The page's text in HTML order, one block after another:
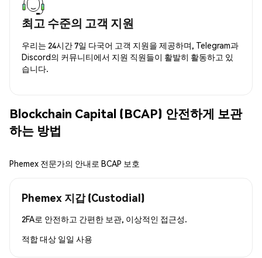
최고 수준의 고객 지원
우리는 24시간 7일 다국어 고객 지원을 제공하며, Telegram과
Discord의 커뮤니티에서 지원 직원들이 활발히 활동하고 있
습니다.
Blockchain Capital (BCAP) 안전하게 보관
하는 방법
Phemex 전문가의 안내로 BCAP 보호
Phemex 지갑 (Custodial)
2FA로 안전하고 간편한 보관, 이상적인 접근성.
적합 대상 일일 사용